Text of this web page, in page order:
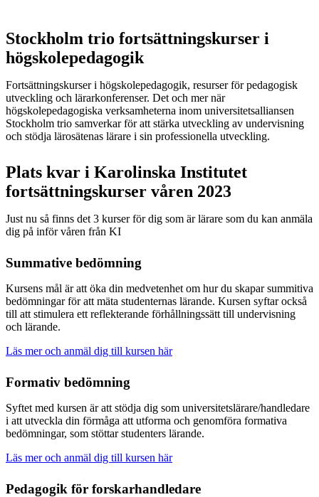
Stockholm trio fortsättningskurser i
högskolepedagogik
Fortsättningskurser i högskolepedagogik, resurser för pedagogisk
utveckling och lärarkonferenser. Det och mer när
högskolepedagogiska verksamheterna inom universitetsalliansen
Stockholm trio samverkar för att stärka utveckling av undervisning
och stödja lärosätenas lärare i sin professionella utveckling.
Plats kvar i Karolinska Institutet
fortsättningskurser våren 2023
Just nu så finns det 3 kurser för dig som är lärare som du kan anmäla
dig på inför våren från KI
Summative bedömning
Kursens mål är att öka din medvetenhet om hur du skapar summitiva
bedömningar för att mäta studenternas lärande. Kursen syftar också
till att stimulera ett reflekterande förhållningssätt till undervisning
och lärande.
Läs mer och anmäl dig till kursen här
Formativ bedömning
Syftet med kursen är att stödja dig som universitetslärare/handledare
i att utveckla din förmåga att utforma och genomföra formativa
bedömningar, som stöttar studenters lärande.
Läs mer och anmäl dig till kursen här
Pedagogik för forskarhandledare